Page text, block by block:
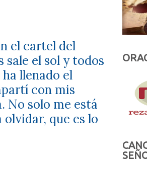
el cartel del
sale el sol y todos
llenado el
con mis
No solo me está
que es lo